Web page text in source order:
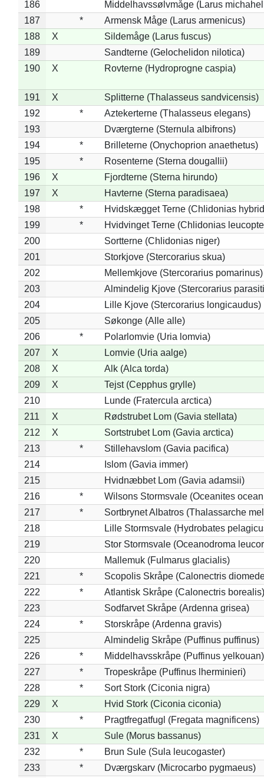
186
Middelhavssølvmåge (Larus
187
*
Armensk Måge (Larus armenicus)
188
X
Sildemåge (Larus fuscus)
189
Sandterne (Gelochelidon nilotica)
190
X Rovterne (Hydroprogne caspia)
191 X
Splitterne (Thalasseus sandvicensis)
192
*
Aztekerterne (Thalasseus elegans)
193
Dværgterne (Sternula albifrons)
194
*
Brilleterne (Onychoprion anaethetus)
195
*
Rosenterne (Sterna dougallii)
196
X
Fjordterne (Sterna hirundo)
197
X
Havterne (Sterna paradisaea)
198
*
Hvidskægget Terne (Chlidonias
199
*
Hvidvinget Terne (Chlidonias
200
Sortterne (Chlidonias niger)
201
Storkjove (Stercorarius skua)
202
Mellemkjove (Stercorarius pomarinus)
203
Almindelig Kjove (Stercorarius
204
Lille Kjove (Stercorarius longicaudus)
205
Søkonge (Alle alle)
206
*
Polarlomvie (Uria lomvia)
207
X
Lomvie (Uria aalge)
208
X
Alk (Alca torda)
209
X
Tejst (Cepphus grylle)
210
Lunde (Fratercula arctica)
211
X
Rødstrubet Lom (Gavia stellata)
212
X
Sortstrubet Lom (Gavia arctica)
213
*
Stillehavslom (Gavia pacifica)
214
Islom (Gavia immer)
215
Hvidnæbbet Lom (Gavia adamsii)
216
*
Wilsons Stormsvale (Oceanites
217
*
Sortbrynet Albatros (Thalassarche
218
Lille Stormsvale (Hydrobates
219
Stor Stormsvale (Oceanodroma
220
Mallemuk (Fulmarus glacialis)
221
*
Scopolis Skråpe (Calonectris
222
*
Atlantisk Skråpe (Calonectris borealis)
223
Sodfarvet Skråpe (Ardenna grisea)
224
*
Storskråpe (Ardenna gravis)
225
Almindelig Skråpe (Puffinus puffinus)
226
*
Middelhavsskråpe (Puffinus yelkouan)
227
*
Tropeskråpe (Puffinus lherminieri)
228
*
Sort Stork (Ciconia nigra)
229
X
Hvid Stork (Ciconia ciconia)
230
*
Pragtfregatfugl (Fregata magnificens)
231
X
Sule (Morus bassanus)
232
*
Brun Sule (Sula leucogaster)
233
* Dværgskarv (Microcarbo pygmaeus)